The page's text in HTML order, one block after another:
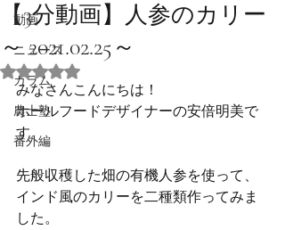
動画
ニュース
カラム
農士塾
番外編
【3分動画】人参のカリー
～ 2021.02.25～
5つ星のうちNaNと評価されています。
みなさんこんにちは！
ホールフードデザイナーの安倍明美で
す。
先般収穫した畑の有機人参を使って、
インド風のカリーを二種類作ってみま
した。